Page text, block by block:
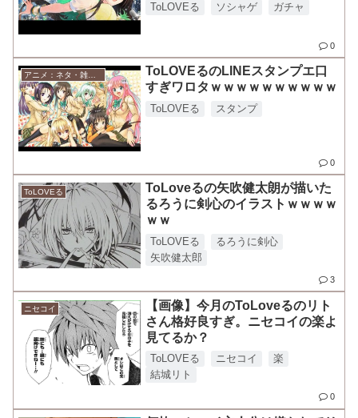
ToLOVEる ソシャゲ ガチャ
0
アニメ：ネタ・雑談・ニュース
ToLOVEるのLINEスタンプエ口
すぎワロタｗｗｗｗｗｗｗｗｗｗ
ToLOVEる スタンプ
0
ToLOVEる
ToLoveるの矢吹健太朗が描いた
るろうに剣心のイラストｗｗｗｗ
ｗｗ
ToLOVEる
るろうに剣心
矢吹健太郎
3
ニセコイ
【画像】今月のToLoveるのリト
さん格好良すぎ。ニセコイの楽よ
見てるか？
ToLOVEる ニセコイ
楽
結城リト
0